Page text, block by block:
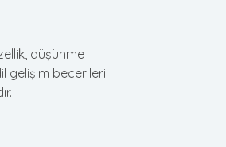
düşünme
gelişim becerileri